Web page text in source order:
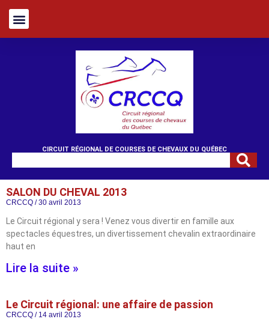
CIRCUIT RÉGIONAL DE COURSES DE CHEVAUX DU QUÉBEC
SALON DU CHEVAL 2013
CRCCQ 30 avril 2013
Le Circuit régional y sera ! Venez vous divertir en famille aux
spectacles équestres, un divertissement chevalin extraordinaire
haut en
Lire la suite »
Le Circuit régional: une affaire de passion
CRCCQ 14 avril 2013